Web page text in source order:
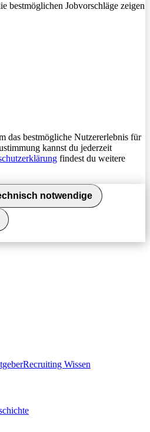
bestmöglichen Jobvorschläge zeigen
das bestmögliche Nutzererlebnis für
kannst du jederzeit
findest du weitere
notwendige
Recruiting Wissen